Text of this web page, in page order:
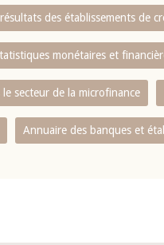
des établissements de
monétaires et
le secteur de la microfinance
Annuaire des banques et